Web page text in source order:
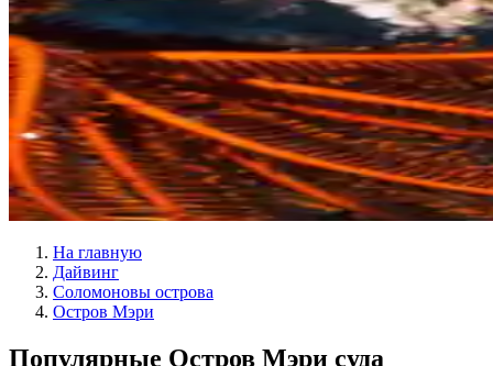
На главную
Дайвинг
Соломоновы острова
Остров Мэри
Популярные Остров Мэри суда